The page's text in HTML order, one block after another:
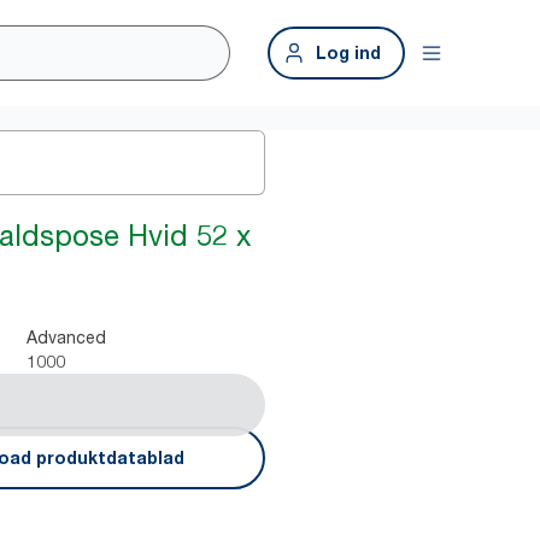
Log ind
Hvid 52 x
Advanced
1000
produktdatablad